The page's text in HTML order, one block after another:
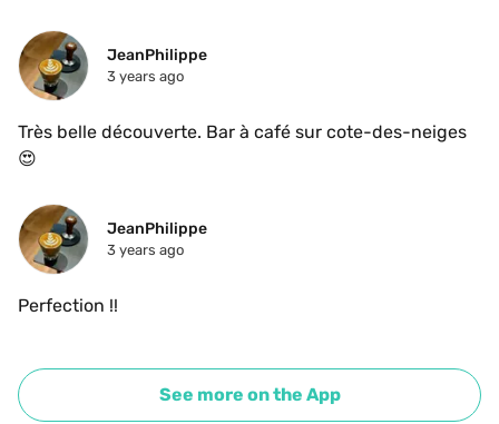
JeanPhilippe
3 years ago
Très belle découverte. Bar à café sur cote-des-neiges
😍
JeanPhilippe
3 years ago
Perfection !!
See more on the App